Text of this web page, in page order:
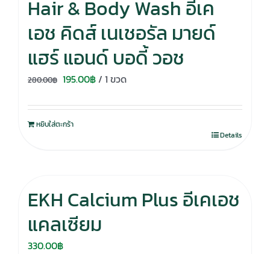
Hair & Body Wash อีเค
เอช คิดส์ เนเชอรัล มายด์
แฮร์ แอนด์ บอดี้ วอช
280.00฿ Original
was:
280.00฿.
195.00฿Current
is:
/ 1 ขวด
หยิบใส่ตะกร้า
Details
EKH Calcium Plus อีเคเอช
แคลเซียม
330.00฿